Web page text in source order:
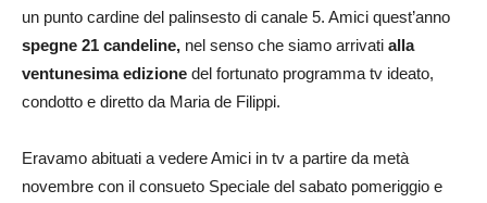
un punto cardine del palinsesto di canale 5. Amici quest’anno
spegne 21 candeline, nel senso che siamo arrivati alla
ventunesima edizione del fortunato programma tv ideato,
condotto e diretto da Maria de Filippi.
Eravamo abituati a vedere Amici in tv a partire da metà
novembre con il consueto Speciale del sabato pomeriggio e